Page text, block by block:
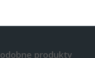
produkty